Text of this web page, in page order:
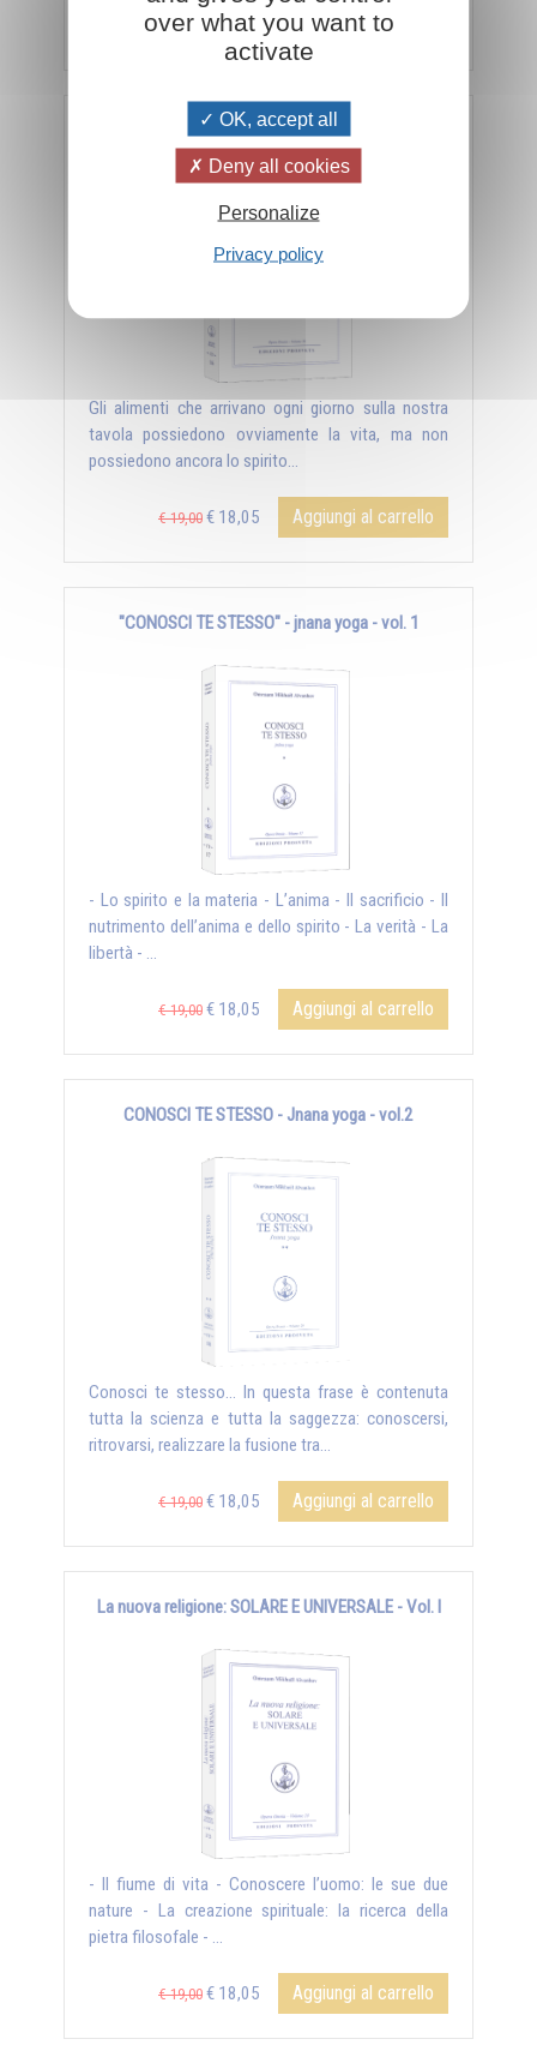
€ 19,00€ 18,05 Aggiungi al carrello
HRANI YOGA - Il senso alchemico e magico della
nutrizione
Gli alimenti che arrivano ogni giorno sulla nostra
tavola possiedono ovviamente la vita, ma non
possiedono ancora lo spirito...
€ 19,00 € 18,05 Aggiungi al carrello
"CONOSCI TE STESSO" - jnana yoga - vol. 1
- Lo spirito e la materia - L’anima - Il sacrificio - Il
nutrimento dell’anima e dello spirito - La verità - La
libertà - ...
€ 19,00 € 18,05 Aggiungi al carrello
CONOSCI TE STESSO - Jnana yoga - vol.2
Conosci te stesso... In questa frase è contenuta
tutta la scienza e tutta la saggezza: conoscersi,
ritrovarsi, realizzare la fusione tra...
€ 19,00 € 18,05 Aggiungi al carrello
La nuova religione: SOLARE E UNIVERSALE - Vol. I
- Il fiume di vita - Conoscere l’uomo: le sue due
nature - La creazione spirituale: la ricerca della
pietra filosofale - ...
€ 19,00 € 18,05 Aggiungi al carrello
over what you want to
activate
OK, accept all
Deny all cookies
Personalize
Privacy policy